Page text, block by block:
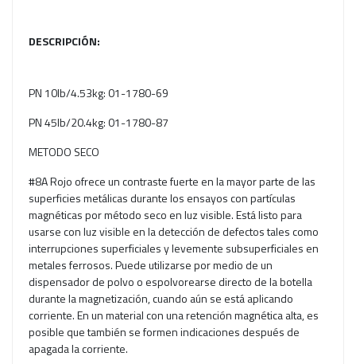
DESCRIPCIÓN:
PN 10lb/4.53kg: 01-1780-69
PN 45lb/20.4kg: 01-1780-87
METODO SECO
#8A Rojo ofrece un contraste fuerte en la mayor parte de las
superficies metálicas durante los ensayos con partículas
magnéticas por método seco en luz visible. Está listo para
usarse con luz visible en la detección de defectos tales como
interrupciones superficiales y levemente subsuperficiales en
metales ferrosos. Puede utilizarse por medio de un
dispensador de polvo o espolvorearse directo de la botella
durante la magnetización, cuando aún se está aplicando
corriente. En un material con una retención magnética alta, es
posible que también se formen indicaciones después de
apagada la corriente.